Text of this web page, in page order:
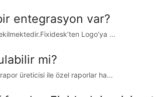
entegrasyon var?
Logo’ya ...
mi?
üreticisi ile özel raporlar ha...